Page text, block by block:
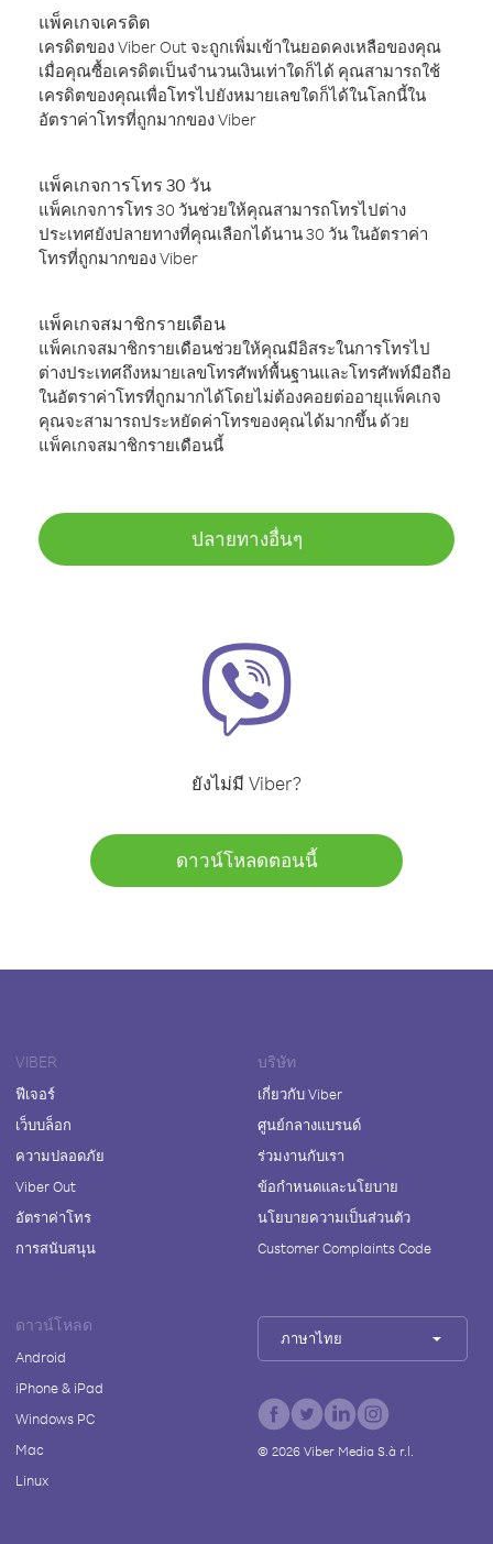
แพ็คเกจเครดิต
เครดิตของ Viber Out จะถูกเพิ่มเข้าในยอดคงเหลือของคุณ
เมื่อคุณซื้อเครดิตเป็นจำนวนเงินเท่าใดก็ได้ คุณสามารถใช้
เครดิตของคุณเพื่อโทรไปยังหมายเลขใดก็ได้ในโลกนี้ใน
อัตราค่าโทรที่ถูกมากของ Viber
แพ็คเกจการโทร 30 วัน
แพ็คเกจการโทร 30 วันช่วยให้คุณสามารถโทรไปต่าง
ประเทศยังปลายทางที่คุณเลือกได้นาน 30 วัน ในอัตราค่า
โทรที่ถูกมากของ Viber
แพ็คเกจสมาชิกรายเดือน
แพ็คเกจสมาชิกรายเดือนช่วยให้คุณมีอิสระในการโทรไป
ต่างประเทศถึงหมายเลขโทรศัพท์พื้นฐานและโทรศัพท์มือถือ
ในอัตราค่าโทรที่ถูกมากได้โดยไม่ต้องคอยต่ออายุแพ็คเกจ
คุณจะสามารถประหยัดค่าโทรของคุณได้มากขึ้น ด้วย
แพ็คเกจสมาชิกรายเดือนนี้
ปลายทางอื่นๆ
ยังไม่มี Viber?
ดาวน์โหลดตอนนี้
VIBER
ฟีเจอร์
เว็บบล็อก
ความปลอดภัย
Viber Out
อัตราค่าโทร
การสนับสนุน
บริษัท
เกี่ยวกับ Viber
ศูนย์กลางแบรนด์
ร่วมงานกับเรา
ข้อกำหนดและนโยบาย
นโยบายความเป็นส่วนตัว
Customer Complaints Code
ดาวน์โหลด
Android
iPhone & iPad
Windows PC
Mac
Linux
ภาษาไทย
© 2026Viber Media S.à r.l.